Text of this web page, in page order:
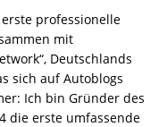
professionelle
mit
Deutschlands
sich auf Autoblogs
Ich bin Gründer des
die erste umfassende